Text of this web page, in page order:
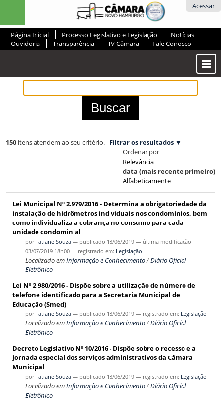
Acessar
Página Inicial Processo Legislativo e Legislação
Notícias
Ouvidoria
Transparência TV Câmara Fale Conosco
ou
150 itens atendem ao seu critério.
Filtrar os resultados
Ordenar por
Relevância
data (mais recente primeiro)
Alfabeticamente
Lei Municipal Nº 2.979/2016 - Determina a obrigatoriedade da
instalação de hidrômetros individuais nos condomínios, bem
como individualiza a cobrança no consumo para cada
unidade condominial
porTatiane Souza — publicado 18/06/2019 — última modificação
03/07/2019 18h00 — registrado em: Legislação
Localizado emInformação e Conhecimento/Diário Oficial
Eletrônico
Lei Nº 2.980/2016 - Dispõe sobre a utilização de número de
telefone identificado para a Secretaria Municipal de
Educação (Smed)
porTatiane Souza — publicado 18/06/2019 — registrado em: Legislação
Localizado emInformação e Conhecimento/Diário Oficial
Eletrônico
Decreto Legislativo Nº 10/2016 - Dispõe sobre o recesso e a
jornada especial dos serviços administrativos da Câmara
Municipal
porTatiane Souza — publicado 18/06/2019 — registrado em: Legislação
Localizado emInformação e Conhecimento/Diário Oficial
Eletrônico